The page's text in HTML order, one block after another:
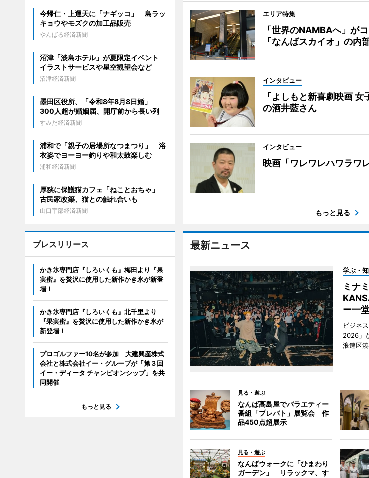
エリア特集
「世界のNAMBAへ」が
「なんばスカイオ」の内
インタビュー
「よしもと新喜劇映画
の酒井藍さん
インタビュー
映画「ワレワレハワラワ
もっと見る
最新ニュース
学ぶ・
ミナ
ー一
ビジネ
2026」
浪速区
見る・遊ぶ
なんば高島屋でバラエティー
番組「プレバト」展覧会 作
品450点超展示
見る・遊ぶ
なんばウォークに「ひまわり
ガーデン」 リラックマ、す
今帰仁・上運天に「ナギッコ」 島ラッ
キョウやモズクの加工品販売
やんばる経済新聞
沼津「淡島ホテル」が夏限定イベント
イラストサービスや星空観望会など
沼津経済新聞
墨田区役所、「令和8年8月8日婚」
300人超が婚姻届、開庁前から長い列
すみだ経済新聞
浦和で「親子の居場所なつまつり」 浴
衣姿でヨーヨー釣りや和太鼓楽しむ
浦和経済新聞
厚狭に保護猫カフェ「ねことおちゃ」
古民家改築、猫との触れ合いも
山口宇部経済新聞
プレスリリース
かき氷専門店『しろいくも』梅田より『果
実蜜』を贅沢に使用した新作かき氷が新登
場！
かき氷専門店『しろいくも』北千里より
『果実蜜』を贅沢に使用した新作かき氷が
新登場！
プロゴルファー10名が参加 大建興産株式
会社と株式会社イー・グルーブが「第３回
イー・ディータ チャンピオンシップ」を共
同開催
もっと見る